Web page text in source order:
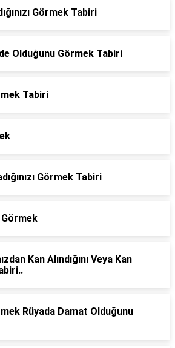
Görmek Tabiri
Olduğunu Görmek Tabiri
Tabiri
Görmek Tabiri
Görmek
Kan Alındığını Veya Kan
Rüyada Damat Olduğunu